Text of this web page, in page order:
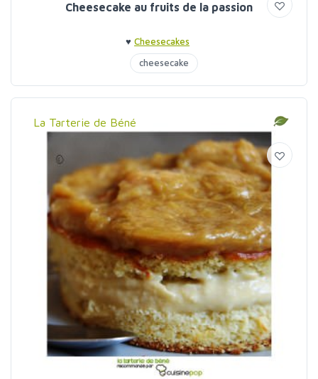
Cheesecake au fruits de la passion
♥ Cheesecakes
cheesecake
La Tarterie de Béné